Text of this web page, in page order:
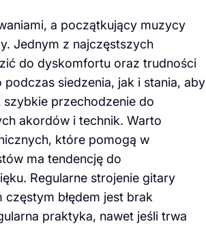
a początkujący muzycy
Jednym z najczęstszych
do dyskomfortu oraz trudności
siedzenia, jak i stania, aby
szybkie przechodzenie do
akordów i technik. Warto
które pomogą w
ma tendencję do
Regularne strojenie gitary
błędem jest brak
praktyka, nawet jeśli trwa